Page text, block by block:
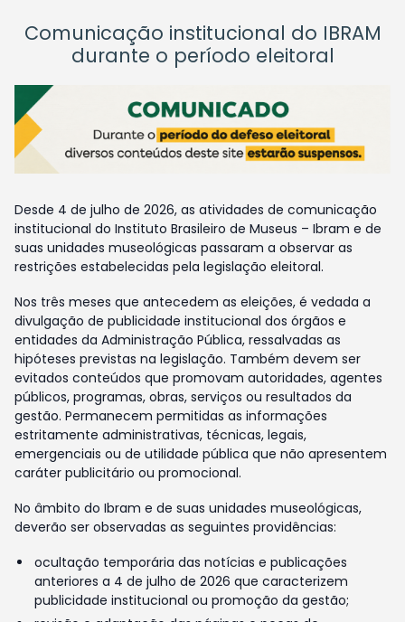
Comunicação institucional do IBRAM
durante o período eleitoral
Desde 4 de julho de 2026, as atividades de comunicação
institucional do Instituto Brasileiro de Museus – Ibram e de
suas unidades museológicas passaram a observar as
restrições estabelecidas pela legislação eleitoral.
Nos três meses que antecedem as eleições, é vedada a
divulgação de publicidade institucional dos órgãos e
entidades da Administração Pública, ressalvadas as
hipóteses previstas na legislação. Também devem ser
evitados conteúdos que promovam autoridades, agentes
públicos, programas, obras, serviços ou resultados da
gestão. Permanecem permitidas as informações
estritamente administrativas, técnicas, legais,
emergenciais ou de utilidade pública que não apresentem
caráter publicitário ou promocional.
No âmbito do Ibram e de suas unidades museológicas,
deverão ser observadas as seguintes providências:
ocultação temporária das notícias e publicações
anteriores a 4 de julho de 2026 que caracterizem
publicidade institucional ou promoção da gestão;